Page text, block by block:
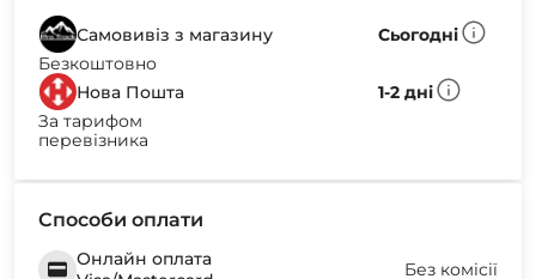
Самовивіз з магазину
Сьогодні
Безкоштовно
Нова Пошта
1-2 дні
За тарифом
перевізника
Способи оплати
Онлайн оплата
Без комісії